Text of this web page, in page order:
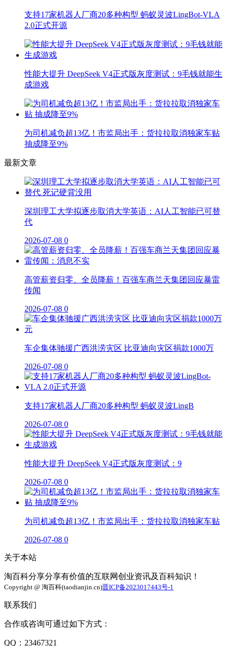
支持17家机器人厂商20多种构型 蚂蚁灵波LingBot-VLA
2.0正式开源
性能大提升 DeepSeek V4正式版灰度测试：9毛钱就能生
成游戏
为司机减负超13亿！市监局出手：货拉拉取消独家车贴
抽成降至9%
最新文章
深圳理工大学拟逐步取消大学英语：AI人工智能已可替
代
2026-07-08 0
高管薪资归零、全员降薪！百强车商兰天集团回应暴雷
传闻
2026-07-08 0
车企集体驰援广西洪涝灾区 比亚迪向灾区捐款1000万
2026-07-08 0
支持17家机器人厂商20多种构型 蚂蚁灵波LingB
2026-07-08 0
性能大提升 DeepSeek V4正式版灰度测试：9
2026-07-08 0
为司机减负超13亿！市监局出手：货拉拉取消独家车贴
2026-07-08 0
关于本站
淘百科分享分享有价值的互联网创业资讯及百科知识！
Copyright @ 淘百科(taodianjin.cn)晋ICP备2023017443号-1
联系我们
合作或咨询可通过如下方式：
QQ：23467321